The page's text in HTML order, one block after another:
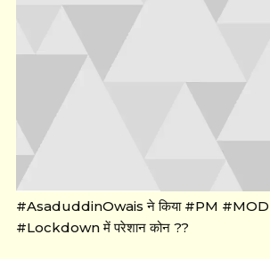
#AsaduddinOwais ने किया #PM
#Lockdown में परेशान कोन ??